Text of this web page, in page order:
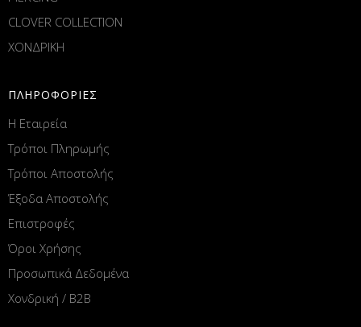
CLOVER COLLECTION
ΧΟΝΔΡΙΚΗ
ΠΛΗΡΟΦΟΡΙΕΣ
Η Εταιρεία
Τρόποι Πληρωμής
Τρόποι Αποστολής
Έξοδα Αποστολής
Επιστροφές
Όροι Χρήσης
Προσωπικά Δεδομένα
Χονδρική / B2B